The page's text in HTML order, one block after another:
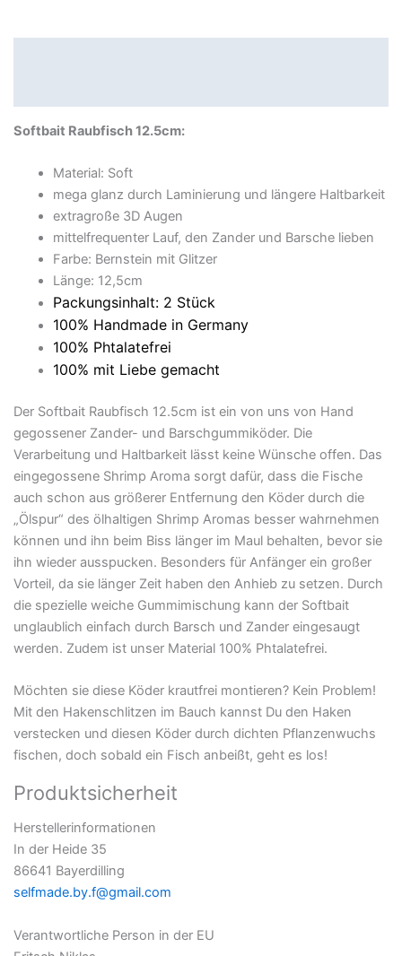
Softbait Raubfisch 12.5cm:
Material: Soft
mega glanz durch Laminierung und längere Haltbarkeit
extragroße 3D Augen
mittelfrequenter Lauf, den Zander und Barsche lieben
Farbe: Bernstein mit Glitzer
Länge: 12,5cm
Packungsinhalt: 2 Stück
100% Handmade in Germany
100% Phtalatefrei
100% mit Liebe gemacht
Der Softbait Raubfisch 12.5cm ist ein von uns von Hand
gegossener Zander- und Barschgummiköder. Die
Verarbeitung und Haltbarkeit lässt keine Wünsche offen. Das
eingegossene Shrimp Aroma sorgt dafür, dass die Fische
auch schon aus größerer Entfernung den Köder durch die
„Ölspur“ des ölhaltigen Shrimp Aromas besser wahrnehmen
können und ihn beim Biss länger im Maul behalten, bevor sie
ihn wieder ausspucken. Besonders für Anfänger ein großer
Vorteil, da sie länger Zeit haben den Anhieb zu setzen. Durch
die spezielle weiche Gummimischung kann der Softbait
unglaublich einfach durch Barsch und Zander eingesaugt
werden. Zudem ist unser Material 100% Phtalatefrei.
Möchten sie diese Köder krautfrei montieren? Kein Problem!
Mit den Hakenschlitzen im Bauch kannst Du den Haken
verstecken und diesen Köder durch dichten Pflanzenwuchs
fischen, doch sobald ein Fisch anbeißt, geht es los!
Produktsicherheit
Herstellerinformationen
In der Heide 35
86641 Bayerdilling
selfmade.by.f@gmail.com
Verantwortliche Person in der EU